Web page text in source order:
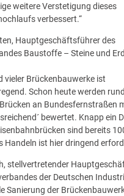
weitere Verstetigung dieses
verbessert.“
Hauptgeschäftsführer des
Baustoffe – Steine und
vieler Brückenbauwerke ist
Schon heute werden
an Bundesfernstraßen
bewertet. Knapp ein
sind bereits
Handeln ist hier dringend
stellvertretender
der Deutschen
Sanierung der